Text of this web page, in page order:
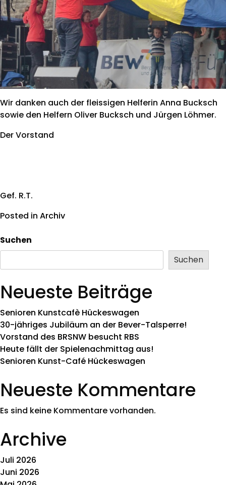
Wir danken auch der fleissigen Helferin Anna Bucksch
sowie den Helfern Oliver Bucksch und Jürgen Löhmer.
Der Vorstand
Gef. R.T.
Posted in Archiv
Suchen
Suchen
Neueste Beiträge
Senioren Kunstcafè Hückeswagen
30-jähriges Jubiläum an der Bever-Talsperre!
Vorstand des BRSNW besucht RBS
Heute fällt der Spielenachmittag aus!
Senioren Kunst-Café Hückeswagen
Neueste Kommentare
Es sind keine Kommentare vorhanden.
Archive
Juli 2026
Juni 2026